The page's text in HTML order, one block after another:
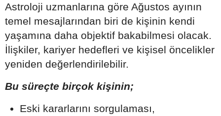
Astroloji uzmanlarına göre Ağustos ayının
temel mesajlarından biri de kişinin kendi
yaşamına daha objektif bakabilmesi olacak.
İlişkiler, kariyer hedefleri ve kişisel öncelikler
yeniden değerlendirilebilir.
Bu süreçte birçok kişinin;
Eski kararlarını sorgulaması,